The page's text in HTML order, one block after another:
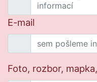
E-mail
Foto, rozbor,